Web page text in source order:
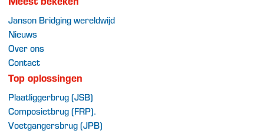
Janson Bridging wereldwijd
Nieuws
Over ons
Contact
Top oplossingen
Plaatliggerbrug (JSB)
Composietbrug (FRP).
Voetgangersbrug (JPB)